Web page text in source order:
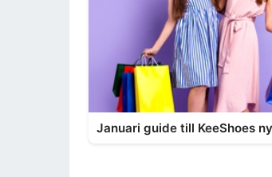
Januari guide till KeeShoes